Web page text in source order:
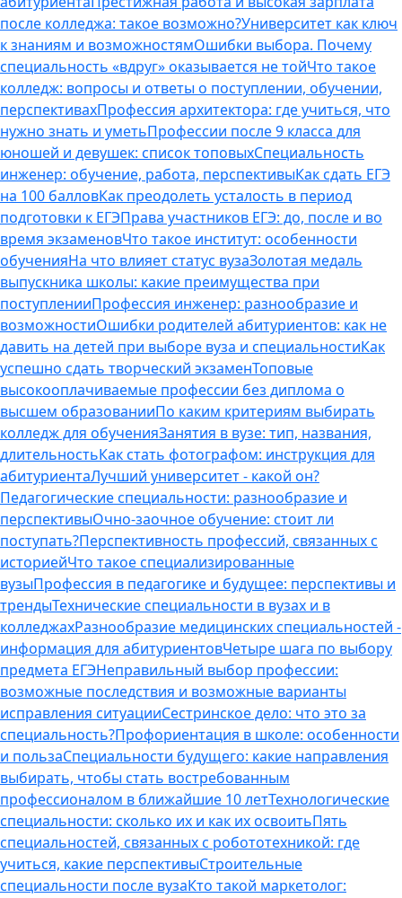
после колледжа: такое возможно?Университет как ключ
к знаниям и возможностямОшибки выбора. Почему
специальность «вдруг» оказывается не тойЧто такое
колледж: вопросы и ответы о поступлении, обучении,
перспективахПрофессия архитектора: где учиться, что
нужно знать и уметьПрофессии после 9 класса для
юношей и девушек: список топовыхСпециальность
инженер: обучение, работа, перспективыКак сдать ЕГЭ
на 100 балловКак преодолеть усталость в период
подготовки к ЕГЭПрава участников ЕГЭ: до, после и во
время экзаменовЧто такое институт: особенности
обученияНа что влияет статус вузаЗолотая медаль
выпускника школы: какие преимущества при
поступленииПрофессия инженер: разнообразие и
возможностиОшибки родителей абитуриентов: как не
давить на детей при выборе вуза и специальностиКак
успешно сдать творческий экзаменТоповые
высокооплачиваемые профессии без диплома о
высшем образованииПо каким критериям выбирать
колледж для обученияЗанятия в вузе: тип, названия,
длительностьКак стать фотографом: инструкция для
абитуриентаЛучший университет - какой он?
Педагогические специальности: разнообразие и
перспективыОчно-заочное обучение: стоит ли
поступать?Перспективность профессий, связанных с
историейЧто такое специализированные
вузыПрофессия в педагогике и будущее: перспективы и
трендыТехнические специальности в вузах и в
колледжахРазнообразие медицинских специальностей -
информация для абитуриентовЧетыре шага по выбору
предмета ЕГЭНеправильный выбор профессии:
возможные последствия и возможные варианты
исправления ситуацииСестринское дело: что это за
специальность?Профориентация в школе: особенности
и пользаСпециальности будущего: какие направления
выбирать, чтобы стать востребованным
профессионалом в ближайшие 10 летТехнологические
специальности: сколько их и как их освоитьПять
специальностей, связанных с робототехникой: где
учиться, какие перспективыСтроительные
специальности после вузаКто такой маркетолог: